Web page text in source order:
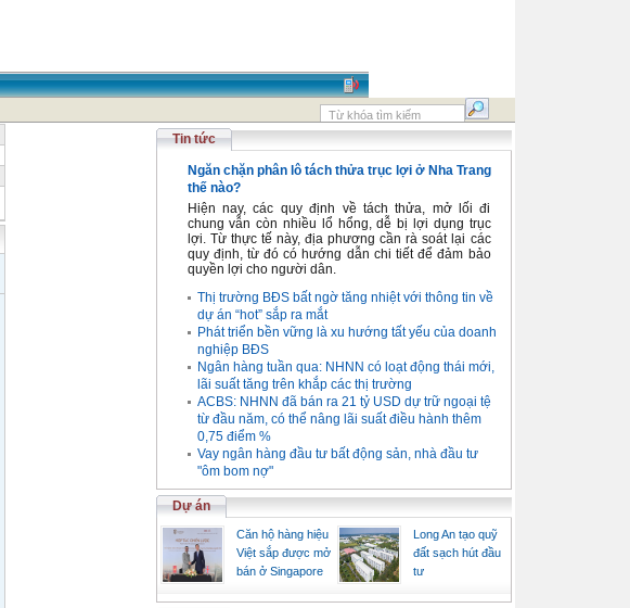
Tin tức
Ngăn chặn phân lô tách thửa trục lợi ở Nha Trang
thế nào?
Hiện nay, các quy định về tách thửa, mở lối đi
chung vẫn còn nhiều lổ hổng, dễ bị lợi dụng trục
lợi. Từ thực tế này, địa phương cần rà soát lại các
quy định, từ đó có hướng dẫn chi tiết để đảm bảo
quyền lợi cho người dân.
Thị trường BĐS bất ngờ tăng nhiệt với thông tin về
dự án “hot” sắp ra mắt
Phát triển bền vững là xu hướng tất yếu của doanh
nghiệp BĐS
Ngân hàng tuần qua: NHNN có loạt động thái mới,
lãi suất tăng trên khắp các thị trường
ACBS: NHNN đã bán ra 21 tỷ USD dự trữ ngoại tệ
từ đầu năm, có thể nâng lãi suất điều hành thêm
0,75 điểm %
Vay ngân hàng đầu tư bất động sản, nhà đầu tư
"ôm bom nợ"
Dự án
Căn hộ hàng hiệu
Việt sắp được mở
bán ở Singapore
Long An tạo quỹ
đất sạch hút đầu
tư